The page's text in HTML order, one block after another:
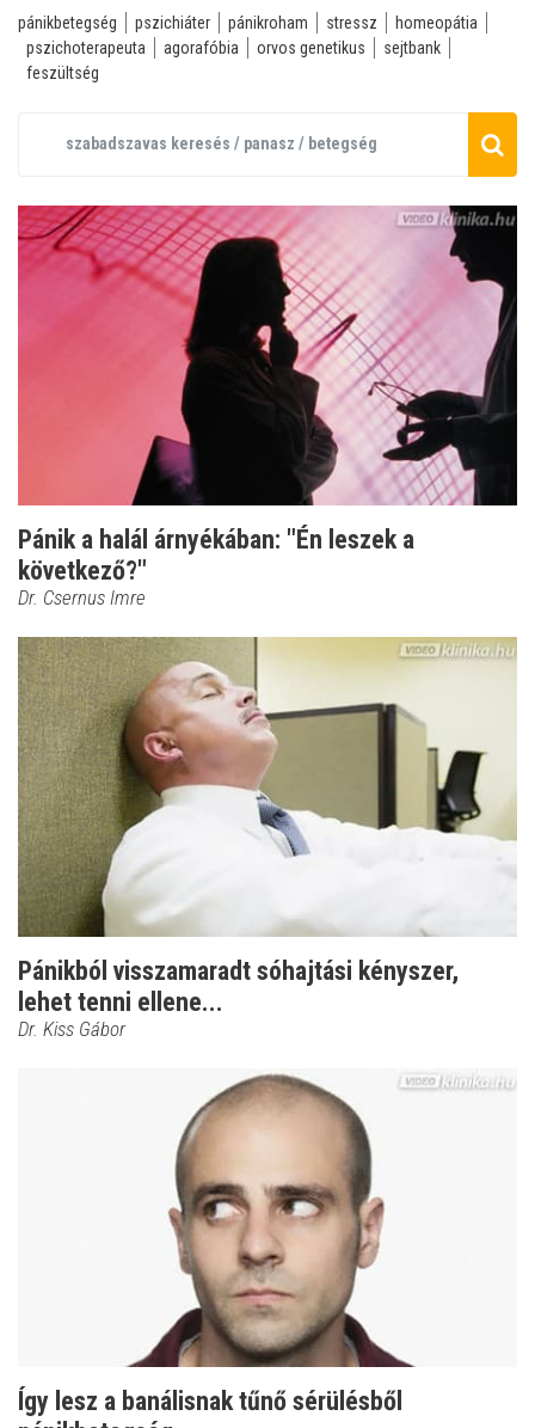
pánikbetegség pszichiáter pánikroham stressz
homeopátia
pszichoterapeuta
agorafóbia orvos genetikus
sejtbank
feszültség
Pánik a halál árnyékában: "Én leszek a
következő?"
Dr. Csernus Imre
Pánikból visszamaradt sóhajtási kényszer,
lehet tenni ellene...
Dr. Kiss Gábor
Így lesz a banálisnak tűnő sérülésből